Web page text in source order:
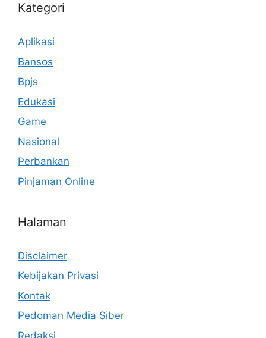
Kategori
Aplikasi
Bansos
Bpjs
Edukasi
Game
Nasional
Perbankan
Pinjaman Online
Halaman
Disclaimer
Kebijakan Privasi
Kontak
Pedoman Media Siber
Redaksi